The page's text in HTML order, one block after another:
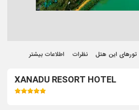
تورهای این هتل نظرات اطلاعات بیشتر
XANADU RESORT HOTEL